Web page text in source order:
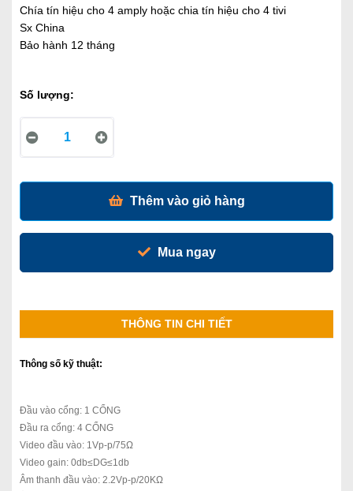
Chía tín hiệu cho 4 amply hoặc chia tín hiệu cho 4 tivi
Sx China
Bảo hành 12 tháng
Số lượng:
Thêm vào giỏ hàng
Mua ngay
THÔNG TIN CHI TIẾT
Thông số kỹ thuật:
Đầu vào cổng: 1 CỔNG
Đầu ra cổng: 4 CỔNG
Video đầu vào: 1Vp-p/75Ω
Video gain: 0db≤DG≤1db
Âm thanh đầu vào: 2.2Vp-p/20KΩ